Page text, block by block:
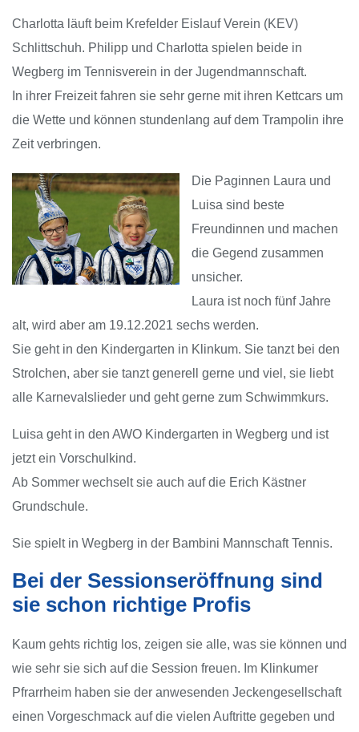
Charlotta läuft beim Krefelder Eislauf Verein (KEV)
Schlittschuh. Philipp und Charlotta spielen beide in
Wegberg im Tennisverein in der Jugendmannschaft.
In ihrer Freizeit fahren sie sehr gerne mit ihren Kettcars um
die Wette und können stundenlang auf dem Trampolin ihre
Zeit verbringen.
Die Paginnen Laura und
Luisa sind beste
Freundinnen und machen
die Gegend zusammen
unsicher.
Laura ist noch fünf Jahre
alt, wird aber am 19.12.2021 sechs werden.
Sie geht in den Kindergarten in Klinkum. Sie tanzt bei den
Strolchen, aber sie tanzt generell gerne und viel, sie liebt
alle Karnevalslieder und geht gerne zum Schwimmkurs.
Luisa geht in den AWO Kindergarten in Wegberg und ist
jetzt ein Vorschulkind.
Ab Sommer wechselt sie auch auf die Erich Kästner
Grundschule.
Sie spielt in Wegberg in der Bambini Mannschaft Tennis.
Bei der Sessionseröffnung sind
sie schon richtige Profis
Kaum gehts richtig los, zeigen sie alle, was sie können und
wie sehr sie sich auf die Session freuen. Im Klinkumer
Pfrarrheim haben sie der anwesenden Jeckengesellschaft
einen Vorgeschmack auf die vielen Auftritte gegeben und